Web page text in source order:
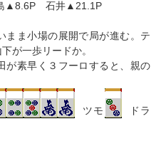
▲8.6P 石井▲21.1P
まま小場の展開で局が進む。テ
が一歩リードか。
が素早く３フーロすると、親の
ツモ ドラ